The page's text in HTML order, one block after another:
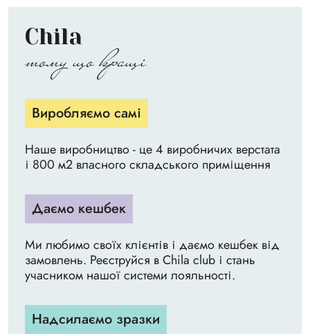
Chila
тому що кращі
Виробляємо самі
Наше виробництво - це 4 виробничих верстата
і 800 м2 власного складського приміщення
Даємо кешбек
Ми любимо своїх клієнтів і даємо кешбек від
замовлень. Реєструйся в Chila club і стань
учасником нашої системи лояльності.
Надсилаємо зразки